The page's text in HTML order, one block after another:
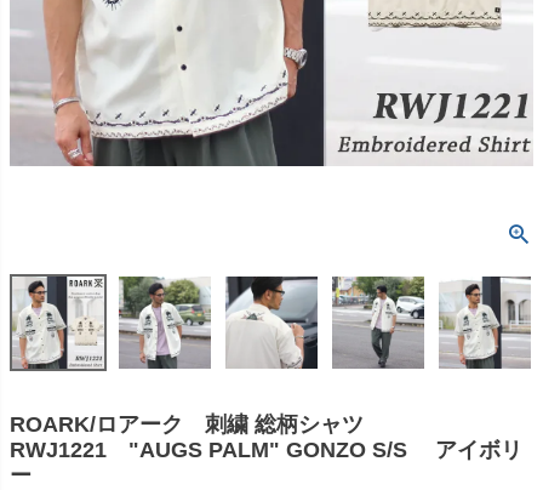
ROARK/ロアーク 刺繍 総柄シャツ
RWJ1221 "AUGS PALM" GONZO S/S アイボリ
ー